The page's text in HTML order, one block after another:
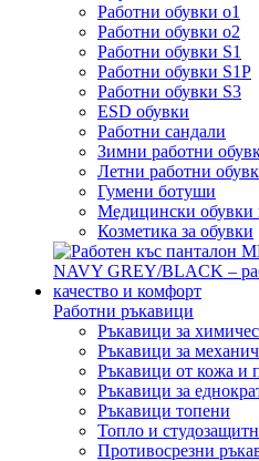
Работни обувки o1
Работни обувки o2
Работни обувки S1
Работни обувки S1P
Работни обувки S3
ESD обувки
Работни сандали
Зимни работни
Летни работни
Гумени ботуши
Медицински обувки
Козметика за обувки
Работни ръкавици
Ръкавици за
Ръкавици за
Ръкавици от кожа и
Ръкавици за
Ръкавици топени
Топло и
Противосрезни